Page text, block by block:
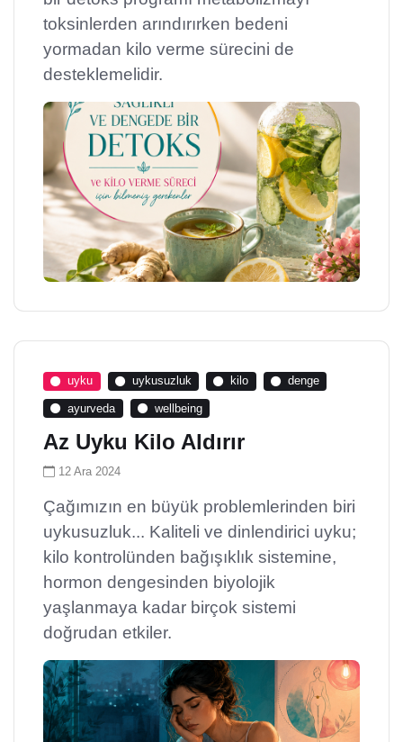
toksinlerden arındırırken bedeni
yormadan kilo verme sürecini de
desteklemelidir.
uyku uykusuzluk kilo denge
ayurveda wellbeing
Az Uyku Kilo Aldırır
12 Ara 2024
Çağımızın en büyük problemlerinden biri
uykusuzluk... Kaliteli ve dinlendirici uyku;
kilo kontrolünden bağışıklık sistemine,
hormon dengesinden biyolojik
yaşlanmaya kadar birçok sistemi
doğrudan etkiler.